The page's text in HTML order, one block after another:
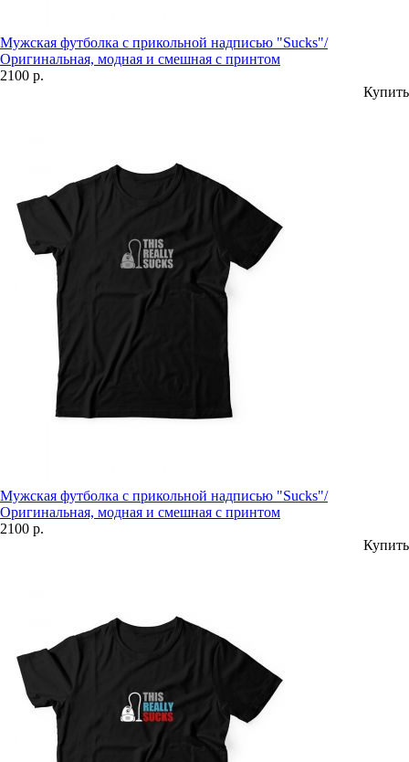
Мужская футболка с прикольной надписью "Sucks"/
Оригинальная, модная и смешная с принтом
2100 р.
Купить
Мужская футболка с прикольной надписью "Sucks"/
Оригинальная, модная и смешная с принтом
2100 р.
Купить